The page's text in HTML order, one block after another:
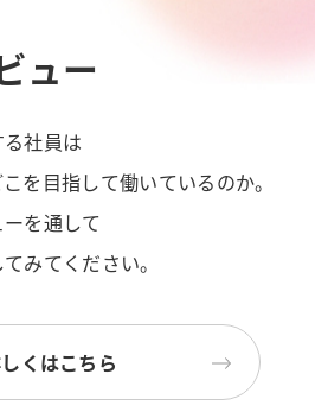
ュー
社員は
を目指して働いているのか。
を通して
みてください。
くはこちら